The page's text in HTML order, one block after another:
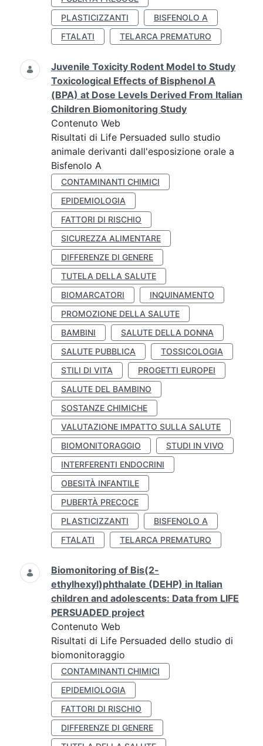
PLASTICIZZANTI
BISFENOLO A
FTALATI
TELARCA PREMATURO
Juvenile Toxicity Rodent Model to Study
Toxicological Effects of Bisphenol A
(BPA) at Dose Levels Derived From Italian
Children Biomonitoring Study
Contenuto Web
Risultati di Life Persuaded sullo studio
animale derivanti dall'esposizione orale a
Bisfenolo A
CONTAMINANTI CHIMICI
EPIDEMIOLOGIA
FATTORI DI RISCHIO
SICUREZZA ALIMENTARE
DIFFERENZE DI GENERE
TUTELA DELLA SALUTE
BIOMARCATORI
INQUINAMENTO
PROMOZIONE DELLA SALUTE
BAMBINI
SALUTE DELLA DONNA
SALUTE PUBBLICA
TOSSICOLOGIA
STILI DI VITA
PROGETTI EUROPEI
SALUTE DEL BAMBINO
SOSTANZE CHIMICHE
VALUTAZIONE IMPATTO SULLA SALUTE
BIOMONITORAGGIO
STUDI IN VIVO
INTERFERENTI ENDOCRINI
OBESITÀ INFANTILE
PUBERTÀ PRECOCE
PLASTICIZZANTI
BISFENOLO A
FTALATI
TELARCA PREMATURO
Biomonitoring of Bis(2-
ethylhexyl)phthalate (DEHP) in Italian
children and adolescents: Data from LIFE
PERSUADED project
Contenuto Web
Risultati di Life Persuaded dello studio di
biomonitoraggio
CONTAMINANTI CHIMICI
EPIDEMIOLOGIA
FATTORI DI RISCHIO
DIFFERENZE DI GENERE